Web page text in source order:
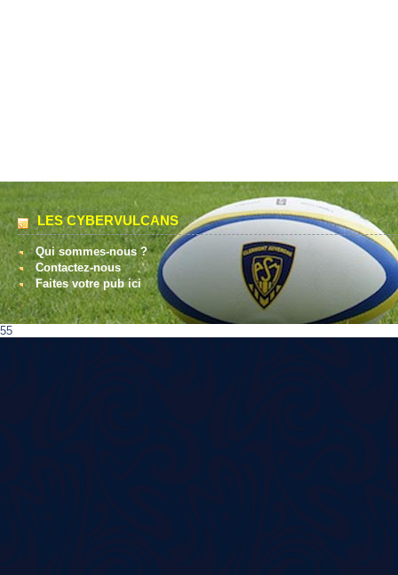
LES CYBERVULCANS
Qui sommes-nous ?
Contactez-nous
Faites votre pub ici
55